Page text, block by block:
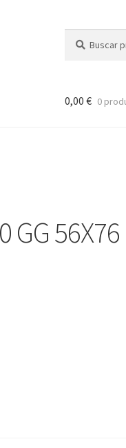
por:
0,00 € 0
GG 56X76